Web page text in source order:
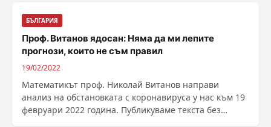
БЪЛГАРИЯ
Проф. Витанов ядосан: Няма да ми лепите
прогнози, които не съм правил
19/02/2022
Математикът проф. Николай Витанов направи
анализ на обстановката с коронавируса у нас към 19
февруари 2022 година. Публикуваме текста без